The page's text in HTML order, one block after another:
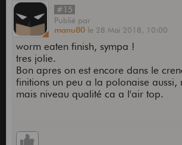
#15
Publié par
manu80 le 28 Mai 2018, 10:00
worm eaten finish, sympa !
tres jolie.
Bon apres on est encore dans le
finitions un peu a la polonaise aussi,
mais niveau qualité ca a l'air top.